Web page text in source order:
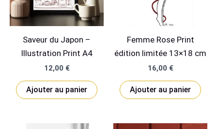
Saveur du Japon –
Illustration Print A4
12,00 €
Ajouter au panier
Femme Rose Print
édition limitée 13×18 cm
16,00 €
Ajouter au panier